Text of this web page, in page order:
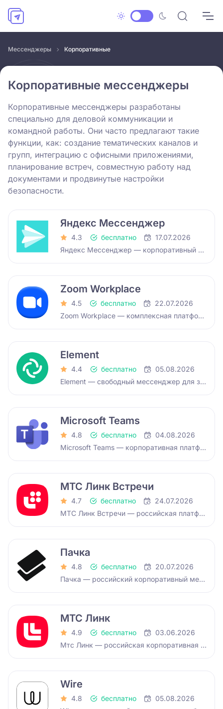
Мессенджеры Корпоративные
Корпоративные мессенджеры
Корпоративные мессенджеры разработаны
специально для деловой коммуникации и
командной работы. Они часто предлагают такие
функции, как: создание тематических каналов и
групп, интеграцию с офисными приложениями,
планирование встреч, совместную работу над
документами и продвинутые настройки
безопасности.
Яндекс Мессенджер
4.3 бесплатно
17.07.2026
Яндекс Мессенджер — корпоративный мессенджер для безопасного делового общения в закрытом контуре организации, который также…
Zoom Workplace
4.5 бесплатно
22.07.2026
Zoom Workplace — комплексная платформа для корпоративных коммуникаций и онлайн обучения со встроенным ИИ-помощником. Объединяет…
Element
4.4 бесплатно
05.08.2026
Element — свободный мессенджер для защищённых командных и личных коммуникаций. Работает на распределенной сети серверов,…
Microsoft Teams
4.8 бесплатно
04.08.2026
Microsoft Teams — корпоративная платформа, объединяющая инструменты общения и совместной работы с файлами в одном…
МТС Линк Встречи
4.7 бесплатно
24.07.2026
МТС Линк Встречи — российская платформа для проведения онлайн-совещаний и деловых видеовстреч. Или, другими словами,…
Пачка
4.8 бесплатно
20.07.2026
Пачка — российский корпоративный мессенджер для командной работы, объединяющий чаты, треды, видеозвонки и менеджер задач…
МТС Линк
4.9 бесплатно
03.06.2026
Мтс Линк — российская корпоративная платформа для совместного общения сотрудников, объединяющая бизнес-мессенджер, планировщик видеовстреч и…
Wire
4.8 бесплатно
05.08.2026